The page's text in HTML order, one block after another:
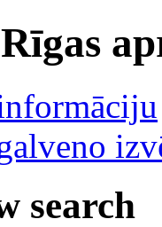
Rīgas
search